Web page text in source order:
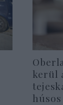
kerül